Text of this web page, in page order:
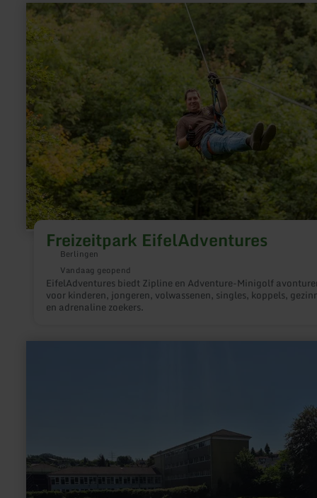
Freizeitpark EifelAdventures
Berlingen
Vandaag geopend
EifelAdventures biedt Zipline en Adventure-Minigolf
voor kinderen, jongeren, volwassenen, singles, koppels,
en adrenaline zoekers.
meer
informatie
over:
Freizeitpark
EifelAdventures